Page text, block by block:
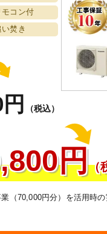
モコン付
焚き
（税込）
円（
業（70,000円分）を活用時